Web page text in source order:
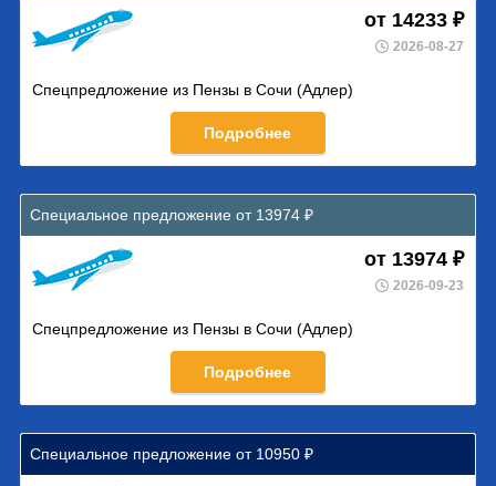
от 14233 ₽
2026-08-27
Спецпредложение из Пензы в Сочи (Адлер)
Подробнее
Специальное предложение от 13974 ₽
от 13974 ₽
2026-09-23
Спецпредложение из Пензы в Сочи (Адлер)
Подробнее
Специальное предложение от 10950 ₽